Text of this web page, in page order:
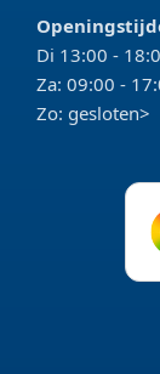
Di 13:00 -
Za: 09:00 -
Zo: gesloten>